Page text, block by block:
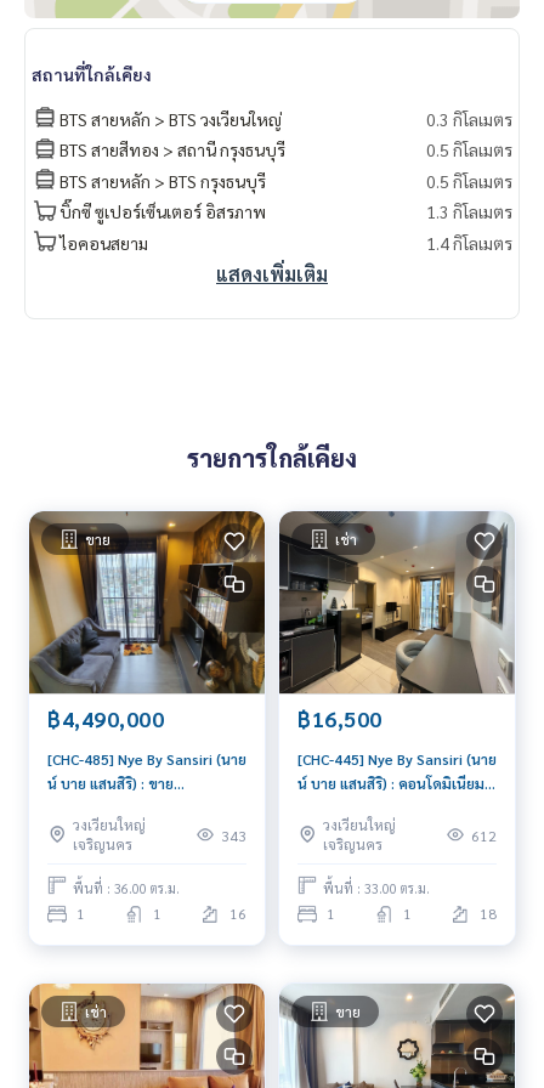
สถานที่ใกล้เคียง
BTS สายหลัก > BTS วงเวียนใหญ่
0.3 กิโลเมตร
BTS สายสีทอง > สถานี กรุงธนบุรี
0.5 กิโลเมตร
BTS สายหลัก > BTS กรุงธนบุรี
0.5 กิโลเมตร
บิ๊กซี ซูเปอร์เซ็นเตอร์ อิสรภาพ
1.3 กิโลเมตร
ไอคอนสยาม
1.4 กิโลเมตร
แสดงเพิ่มเติม
รายการใกล้เคียง
ขาย
฿4,490,000
[CHC-485] Nye By Sansiri (นาย
น์ บาย แสนสิริ) : ขาย
เวียนใหญ่ ดีลดี ราคาพิเศษสุดๆ
วงเวียนใหญ่
เจริญนคร
343
พื้นที่ : 36.00 ตร.ม.
1 1 16
เช่า
฿16,500
[CHC-445] Nye By Sansiri (นาย
น์ บาย แสนสิริ) : คอนโดมิเนียม
ใหญ่ ห้องสวย ราคาพิเศษ
วงเวียนใหญ่
เจริญนคร
612
พื้นที่ : 33.00 ตร.ม.
1 1 18
เช่า ขาย